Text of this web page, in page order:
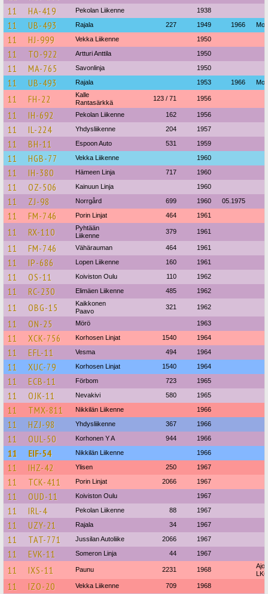
11 HA-419 Pekolan Liikenne 1938
11 UB-493 Rajala 227 1949 1966
11 HJ-999 Vekka Liikenne 1950
11 TO-922 Artturi Anttila 1950
11 MA-765 Savonlinja 1950
11 UB-493 Rajala 1953 1966
11 FH-22
Kalle
Rantasärkkä
123 / 71 1956
11 IH-692 Pekolan Liikenne 162 1956
11 IL-224 Yhdysliikenne 204 1957
11 BH-11 Espoon Auto 531 1959
11 HGB-77 Vekka Liikenne 1960
11 IH-380 Hämeen Linja 717 1960
11 OZ-506 Kainuun Linja 1960
11 ZJ-98 Norrgård 699 1960 05.1975
11 FM-746 Porin Linjat 464 1961
11 RX-110
Pyhtään
Liikenne
379 1961
11 FM-746 Vähärauman 464 1961
11 IP-686 Lopen Liikenne 160 1961
11 OS-11 Koiviston Oulu 110 1962
11 RC-230 Elimäen Liikenne 485 1962
11 OBG-15
Kaikkonen
Paavo
321 1962
11 ON-25 Mörö 1963
11 XCK-756 Korhosen Linjat 1540 1964
11 EFL-11 Vesma 494 1964
11 XUC-79 Korhosen Linjat 1540 1964
11 ECB-11 Förbom 723 1965
11 OJK-11 Nevakivi 580 1965
11 TMX-811 Nikkilän Liikenne 1966
11 HZJ-98 Yhdysliikenne 367 1966
11 OUL-50 Korhonen Y A 944 1966
11 EIF-54 Nikkilän Liikenne 1966
11 IHZ-42 Ylisen 250 1967
11 TCK-411 Porin Linjat 2066 1967
11 OUD-11 Koiviston Oulu 1967
11 IRL-4 Pekolan Liikenne 88 1967
11 UZY-21 Rajala 34 1967
11 TAT-771 Jussilan Autoliike 2066 1967
11 EVK-11 Someron Linja 44 1967
11 IXS-11 Paunu 2231 1968
11 IZO-20 Vekka Liikenne 709 1968